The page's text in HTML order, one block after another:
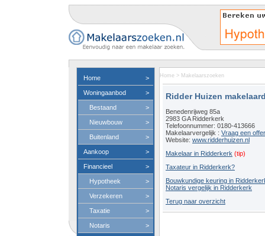
Home >
Woningaanbod >
Bestaand >
Nieuwbouw >
Buitenland >
Aankoop >
Financieel >
Hypotheek >
Verzekeren >
Taxatie >
Notaris >
Home > Makelaarszoeken
Ridder Huizen
Benedenrijweg 85a
2983 GA Ridderkerk
Telefoonnummer: 0180-413666
Makelaarvergelijk : Vraag een
Website: www.ridderhuizen.nl
Makelaar in Ridderkerk (tip)
Taxateur in Ridderkerk?
Bouwkundige keuring in
Notaris vergelijk in Ridderkerk
Terug naar overzicht